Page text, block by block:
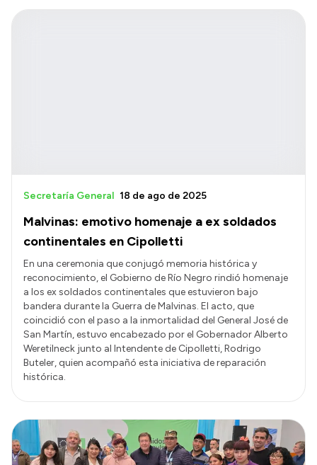
Malvinas: emotivo homenaje a ex soldados
continentales en Cipolletti
Secretaría General 18 de ago de 2025
En una ceremonia que conjugó memoria histórica y
reconocimiento, el Gobierno de Río Negro rindió homenaje
a los ex soldados continentales que estuvieron bajo
bandera durante la Guerra de Malvinas. El acto, que
coincidió con el paso a la inmortalidad del General José de
San Martín, estuvo encabezado por el Gobernador Alberto
Weretilneck junto al Intendente de Cipolletti, Rodrigo
Buteler, quien acompañó esta iniciativa de reparación
histórica.